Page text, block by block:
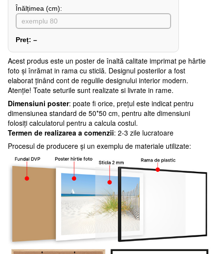
Înălțimea (cm):
Preț: –
Acest produs este un poster de înaltă calitate imprimat pe hârtie
foto și înrămat in rama cu sticlă. Designul posterilor a fost
elaborat ținând cont de regulile designului interior modern.
Atenţie! Toate seturile sunt realizate si livrate in rame.
Dimensiuni poster: poate fi orice, prețul este indicat pentru
dimensiunea standard de 50*50 cm, pentru alte dimensiuni
folosiți calculatorul pentru a calcula costul.
Termen de realizarea a comenzii: 2-3 zile lucratoare
Procesul de producere și un exemplu de materiale utilizate: